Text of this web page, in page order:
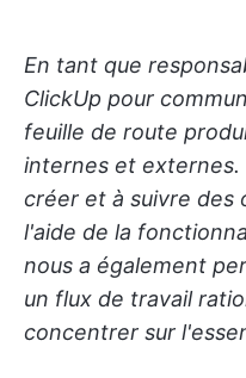
En tant que
ClickUp pour
feuille de route
internes et externes.
créer et à suivre des
l'aide de la
nous a également
un flux de travail
concentrer sur